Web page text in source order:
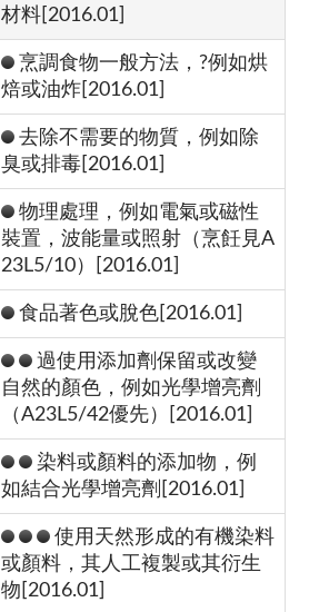
材料[2016.01]
烹調食物一般方法，?例如烘
焙或油炸[2016.01]
去除不需要的物質，例如除
臭或排毒[2016.01]
物理處理，例如電氣或磁性
裝置，波能量或照射（烹飪見A
23L5/10）[2016.01]
食品著色或脫色[2016.01]
過使用添加劑保留或改變
自然的顏色，例如光學增亮劑
（A23L5/42優先）[2016.01]
染料或顏料的添加物，例
如結合光學增亮劑[2016.01]
使用天然形成的有機染料
或顏料，其人工複製或其衍生
物[2016.01]